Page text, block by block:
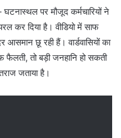
पर मौजूद कर्मचारियों ने
कर दिया है। वीडियो में साफ
छू रही हैं। वार्डवासियों का
फैलती, तो बड़ी जनहानि हो सकती
जताया है।